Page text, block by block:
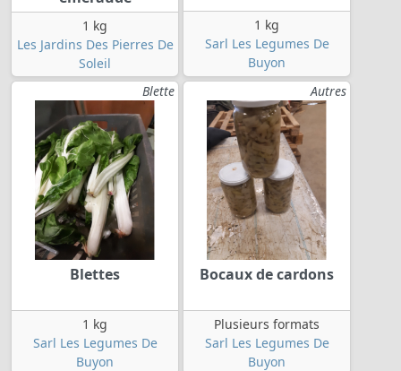
1 kg
Les Jardins Des Pierres De
Soleil
1 kg
Sarl Les Legumes De
Buyon
Blette
Blettes
1 kg
Sarl Les Legumes De
Buyon
Autres
Bocaux de cardons
Plusieurs formats
Sarl Les Legumes De
Buyon